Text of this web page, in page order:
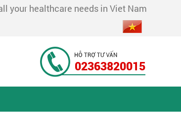
your healthcare needs in Viet Nam
02363820015